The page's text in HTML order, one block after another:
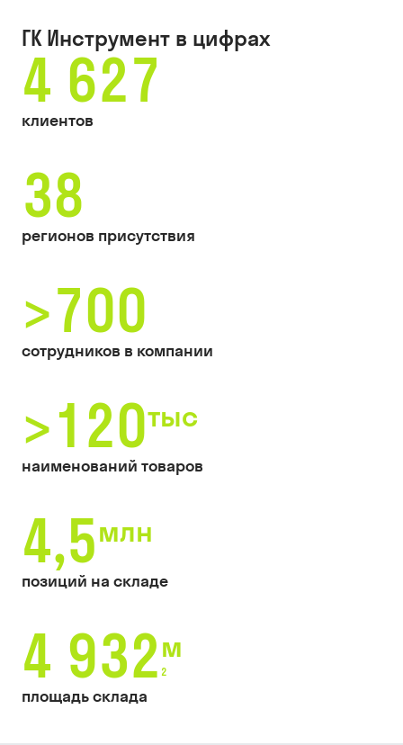
ГК Инструмент в цифрах
4 627
клиентов
38
регионов присутствия
>700
сотрудников в компании
>120тыс
наименований товаров
4,5млн
позиций на складе
4 932м
2
площадь склада